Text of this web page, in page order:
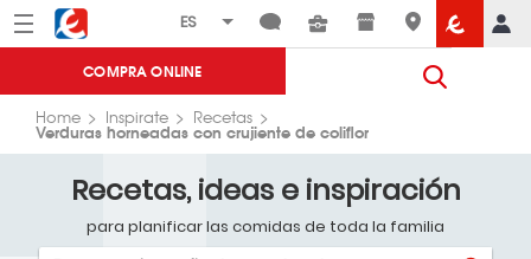
Menú Eroski
COMPRA ONLINE
Home Inspirate Recetas
Verduras horneadas con crujiente de coliflor
Recetas, ideas e inspiración
para planificar las comidas de toda la familia